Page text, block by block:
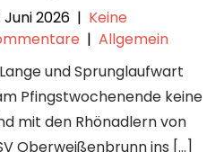
Juni 2026 | Keine
|Allgemein
und Sprunglaufwart
Pfingstwochenende keine
mit den Rhönadlern von
Oberweißenbrunn ins […]